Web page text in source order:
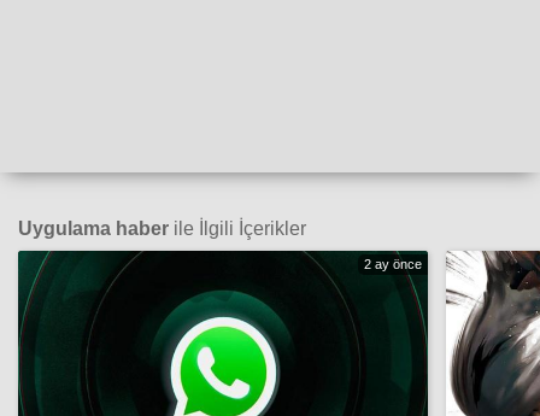
Uygulama haber ile İlgili İçerikler
2 ay önce